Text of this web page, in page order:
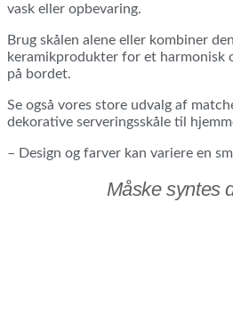
vask eller opbevaring.
Brug skålen alene eller kombiner
keramikprodukter for et harmonisk
på bordet.
Se også vores store udvalg af
dekorative serveringsskåle til
– Design og farver kan variere en
Måske syntes